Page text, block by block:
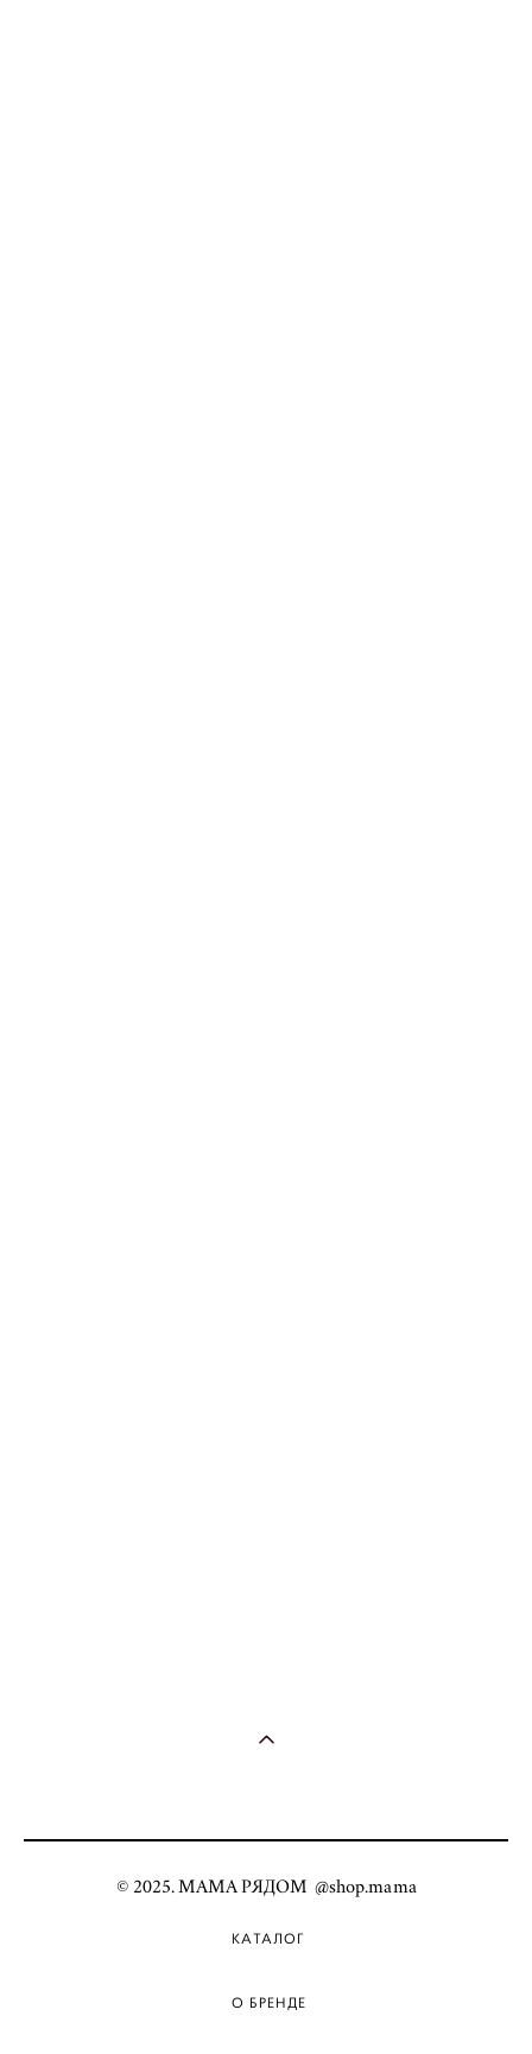
© 2025. МАМА РЯДОМ @shop.mama
КАТАЛОГ
О БРЕНДЕ